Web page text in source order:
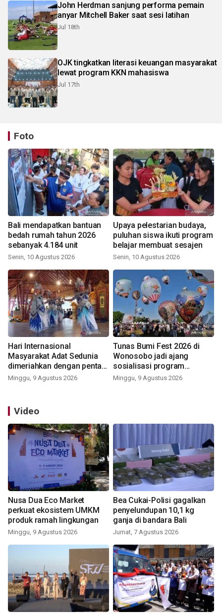
John Herdman sanjung performa pemain
anyar Mitchell Baker saat sesi latihan
Jul 18th
OJK tingkatkan literasi keuangan masyarakat
lewat program KKN mahasiswa
Jul 17th
Foto
Bali mendapatkan bantuan
bedah rumah tahun 2026
sebanyak 4.184 unit
Senin, 10 Agustus 2026
Upaya pelestarian budaya,
puluhan siswa ikuti program
belajar membuat sesajen
Senin, 10 Agustus 2026
Hari Internasional
Masyarakat Adat Sedunia
dimeriahkan dengan pentas
seni budaya Bali
Minggu, 9 Agustus 2026
Tunas Bumi Fest 2026 di
Wonosobo jadi ajang
sosialisasi program
pemerintah lewat balon
Minggu, 9 Agustus 2026
Video
Nusa Dua Eco Market
perkuat ekosistem UMKM
produk ramah lingkungan
Minggu, 9 Agustus 2026
Bea Cukai-Polisi gagalkan
penyelundupan 10,1 kg
ganja di bandara Bali
Jumat, 7 Agustus 2026